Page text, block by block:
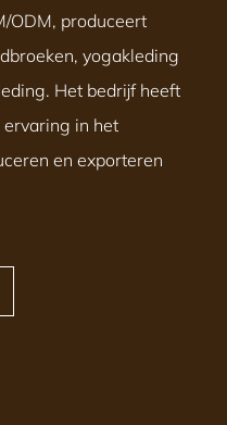
ODM, produceert
yogakleding
Het bedrijf heeft
in het
en exporteren